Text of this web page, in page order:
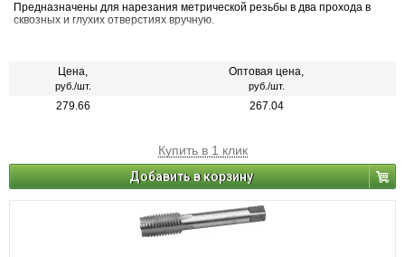
Предназначены для нарезания метрической резьбы в два прохода в
сквозных и глухих отверстиях вручную.
Цена,
руб./шт.
Оптовая цена,
руб./шт.
279.66 267.04
Купить в 1 клик
Добавить в корзину